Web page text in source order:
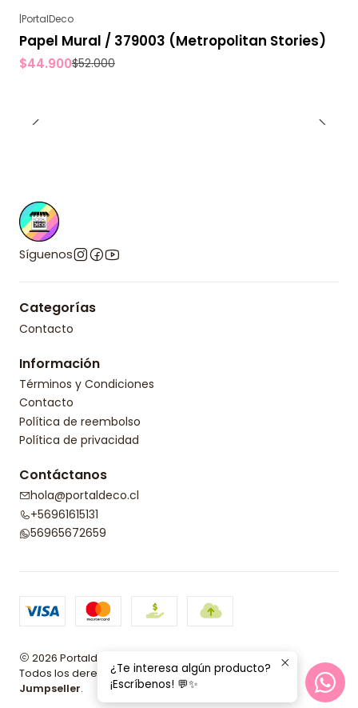
|PortalDeco
Papel Mural / 379003 (Metropolitan Stories)
$44.900$52.000
Síguenos
Categorías
Contacto
Información
Términos y Condiciones
Contacto
Política de reembolso
Política de privacidad
Contáctanos
hola@portaldeco.cl
+56961615131
56965672659
2026 Portaldeco.
Todos los derechos reservados.Desarrollado por
Jumpseller.
¿Te interesa algún producto?
¡Escríbenos! 💬✨